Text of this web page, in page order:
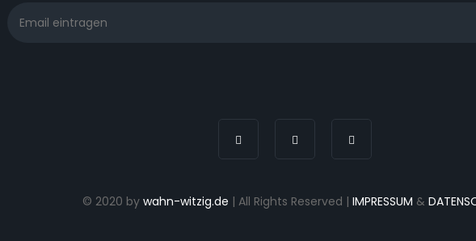
© 2020 by wahn-witzig.de | All Rights Reserved | IMPRESSUM &